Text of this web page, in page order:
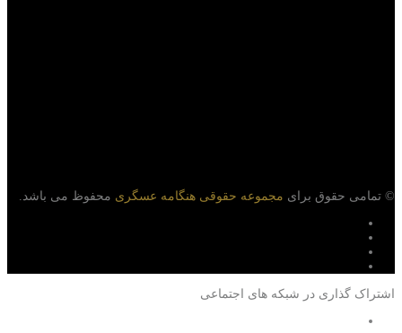
© تمامی حقوق برای مجموعه حقوقی هنگامه عسگری محفوظ می باشد.
اشتراک گذاری در شبکه های اجتماعی